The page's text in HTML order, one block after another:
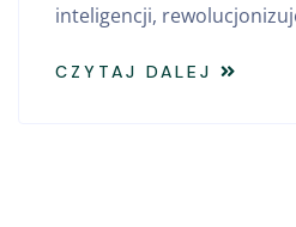
inteligencji,
CZYTAJ DALEJ